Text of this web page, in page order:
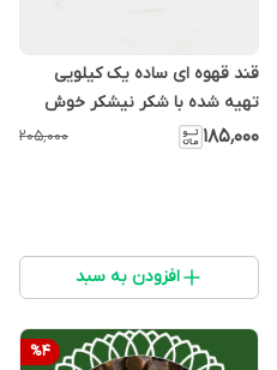
قند قهوه ای ساده یک کیلویی
تهیه شده با شکر نیشکر خوش
طعم و خوشمزه
۱۸۵٬۰۰۰ ۲۰۵٬۰۰۰
افزودن به سبد
%4